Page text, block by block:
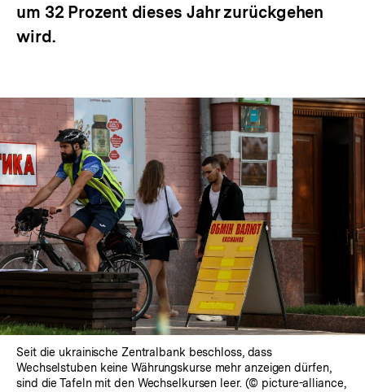
um 32 Prozent dieses Jahr zurückgehen
wird.
Seit die ukrainische Zentralbank beschloss, dass
Wechselstuben keine Währungskurse mehr anzeigen dürfen,
sind die Tafeln mit den Wechselkursen leer. (© picture-alliance,